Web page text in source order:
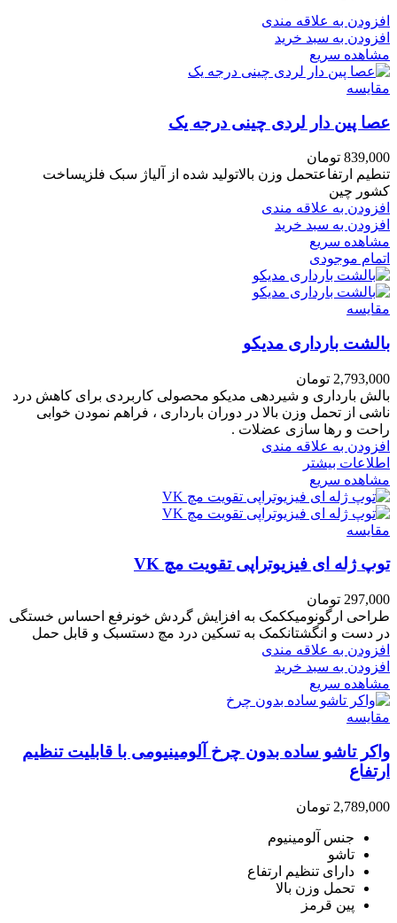
افزودن به علاقه مندی
افزودن به سبد خرید
مشاهده سریع
مقایسه
عصا پین دار لردی چینی درجه یک
839,000 تومان
تنطیم ارتفاعتحمل وزن بالاتولید شده از آلیاژ سبک فلزیساخت
کشور چین
افزودن به علاقه مندی
افزودن به سبد خرید
مشاهده سریع
اتمام موجودی
مقایسه
بالشت بارداری مدیکو
2,793,000 تومان
بالش بارداری و شیردهی مدیکو محصولی کاربردی برای کاهش درد
ناشی از تحمل وزن بالا در دوران بارداری ، فراهم نمودن خوابی
راحت و رها سازی عضلات .
افزودن به علاقه مندی
اطلاعات بیشتر
مشاهده سریع
مقایسه
توپ ژله ای فیزیوتراپی تقویت مچ VK
297,000 تومان
طراحی ارگونومیککمک به افزایش گردش خونرفع احساس خستگی
در دست و انگشتانکمک به تسکین درد مچ دستسبک و قابل حمل
افزودن به علاقه مندی
افزودن به سبد خرید
مشاهده سریع
مقایسه
واکر تاشو ساده بدون چرخ آلومینیومی با قابلیت تنظیم
ارتفاع
2,789,000 تومان
جنس آلومینیوم
تاشو
دارای تنظیم ارتفاع
تحمل وزن بالا
پین قرمز